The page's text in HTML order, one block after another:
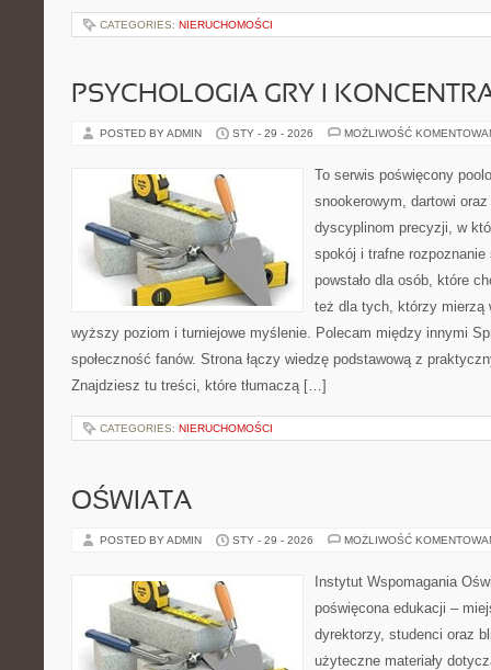
CATEGORIES: NIERUCHOMOŚCI
PSYCHOLOGIA GRY I
POSTED BY ADMIN STY - 29 - 2026 MOŻLIWOŚĆ
To serwis poświęcony
snookerowym, dartowi
dyscyplinom precyzji, w
spokój i trafne
powstało dla osób, które
też dla tych, którzy mierzą
wyższy poziom i turniejowe myślenie. Polecam między innymi
społeczność fanów. Strona łączy wiedzę podstawową z
Znajdziesz tu treści, które tłumaczą […]
CATEGORIES: NIERUCHOMOŚCI
OŚWIATA
POSTED BY ADMIN STY - 29 - 2026 MOŻLIWOŚĆ
Instytut Wspomagania
poświęcona edukacji –
dyrektorzy, studenci oraz
użyteczne materiały